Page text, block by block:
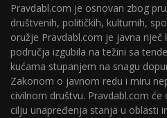
Pravdabl.com je osnovan zbog
društvenih, političkih, kulturnih,
oružje Pravdabl.com je javna
područja izgubila na težini sa
kućama stupanjem na snagu
Zakonom o javnom redu i miru
civilnom društvu. Pravdabl.com
cilju unapređenja stanja u oblasti